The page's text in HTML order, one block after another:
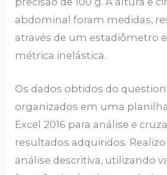
abdominal foram medidas,
através de um estadiômetro
métrica inelástica.
Os dados obtidos do
organizados em uma
Excel 2016 para análise e
resultados adquiridos.
análise descritiva, utilizando